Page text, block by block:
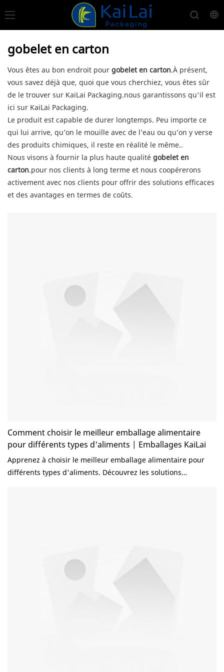
gobelet en carton
Vous êtes au bon endroit pour gobelet en carton.À présent,
vous savez déjà que, quoi que vous cherchiez, vous êtes sûr
de le trouver sur KaiLai Packaging.nous garantissons qu'il est
ici sur KaiLai Packaging.
Le produit est capable de durer longtemps. Peu importe ce
qui lui arrive, qu’on le mouille avec de l’eau ou qu’on y verse
des produits chimiques, il reste en réalité le même..
Nous visons à fournir la plus haute qualité gobelet en
carton.pour nos clients à long terme et nous coopérerons
activement avec nos clients pour offrir des solutions efficaces
et des avantages en termes de coûts.
Comment choisir le meilleur emballage alimentaire
pour différents types d'aliments | Emballages KaiLai
Apprenez à choisir le meilleur emballage alimentaire pour
différents types d'aliments. Découvrez les solutions
améliore l'expérience client et renforce votre image de
marque. À l'inverse, un emballage inadapté peut entraîner
des produits endommagés, des réclamations clients, des